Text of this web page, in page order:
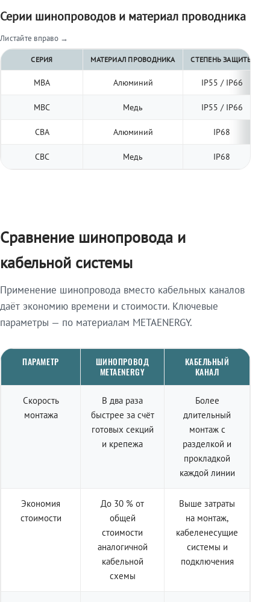
Серии шинопроводов и материал проводника
Листайте вправо →
СЕРИЯ МАТЕРИАЛ ПРОВОДНИКА СТЕПЕНЬ ЗАЩИТЫ
МВА Алюминий IP55 / IP66
МВС Медь IP55 / IP66
СВА Алюминий IP68
СВС Медь IP68
Сравнение шинопровода и
кабельной системы
Применение шинопровода вместо кабельных каналов
даёт экономию времени и стоимости. Ключевые
параметры — по материалам METAENERGY.
ПАРАМЕТР
ШИНОПРОВОД
METAENERGY
КАБЕЛЬНЫЙ
КАНАЛ
Скорость
монтажа
В два раза
быстрее за счёт
готовых секций
и крепежа
Более
длительный
монтаж с
разделкой и
прокладкой
каждой линии
Экономия
стоимости
До 30 % от
общей
стоимости
аналогичной
кабельной
схемы
Выше затраты
на монтаж,
кабеленесущие
системы и
подключения